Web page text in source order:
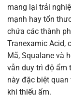
mang lại trải
mạnh hay tổn
chứa các thành
Tranexamic Acid,
Mã, Squalane và
vẫn duy trì độ ẩm
này đặc biệt
khi thiếu ẩm.